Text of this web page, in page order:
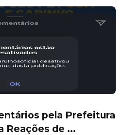
pela Prefeitura
Reações de ...